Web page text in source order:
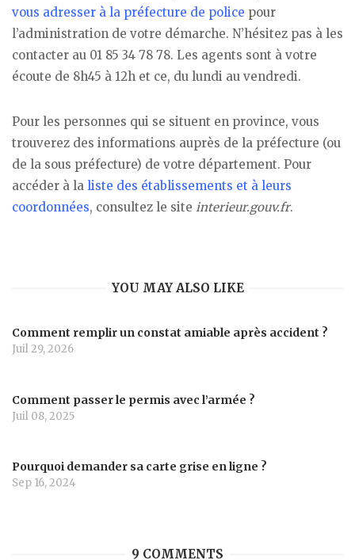
vous adresser à la préfecture de police pour
l’administration de votre démarche. N’hésitez pas à les
contacter au 01 85 34 78 78. Les agents sont à votre
écoute de 8h45 à 12h et ce, du lundi au vendredi.
Pour les personnes qui se situent en province, vous
trouverez des informations auprès de la préfecture (ou
de la sous préfecture) de votre département. Pour
accéder à la liste des établissements et à leurs
coordonnées, consultez le site interieur.gouv.fr.
YOU MAY ALSO LIKE
Comment remplir un constat amiable après accident ?
Juil 29, 2026
Comment passer le permis avec l’armée ?
Juil 08, 2025
Pourquoi demander sa carte grise en ligne ?
Sep 16, 2024
9 COMMENTS